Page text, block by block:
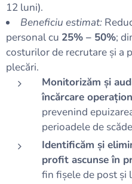
12 luni).
Beneficiu estimat:
personal cu 25% – 50%;
costurilor de recrutare și a
plecări.
Monitorizăm și
încărcare
prevenind
perioadele de
Identificăm și
profit ascunse în
fin fișele de post și